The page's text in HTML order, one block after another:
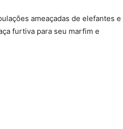
ameaçadas de elefantes e
furtiva para seu marfim e